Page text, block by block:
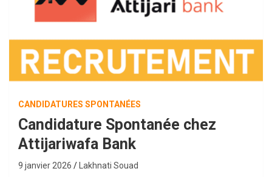
CANDIDATURES SPONTANÉES
Candidature Spontanée chez
Attijariwafa Bank
9 janvier 2026 Lakhnati Souad